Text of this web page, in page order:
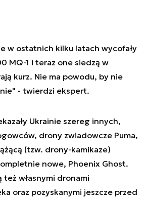
w ostatnich kilku latach wycofały
MQ-1 i teraz one siedzą w
kurz. Nie ma powodu, by nie
- twierdzi ekspert.
Ukrainie szereg innych,
drony zwiadowcze Puma,
(tzw. drony-kamikaze)
nowe, Phoenix Ghost.
też własnymi dronami
oraz pozyskanymi jeszcze przed